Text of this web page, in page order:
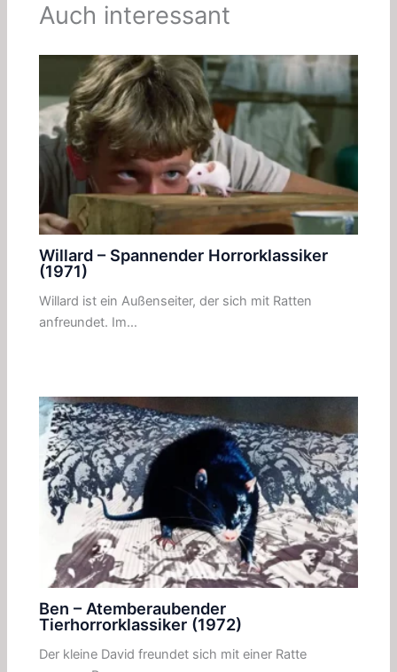
Auch interessant
Willard – Spannender Horrorklassiker
(1971)
Willard ist ein Außenseiter, der sich mit Ratten
anfreundet. Im…
Ben – Atemberaubender
Tierhorrorklassiker (1972)
Der kleine David freundet sich mit einer Ratte